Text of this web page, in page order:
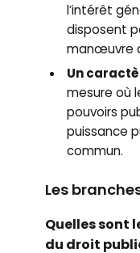
l’intérêt
disposent
manœuvre
Un
mesure où
pouvoirs
puissance
commun.
Les
Quelles sont
du droit